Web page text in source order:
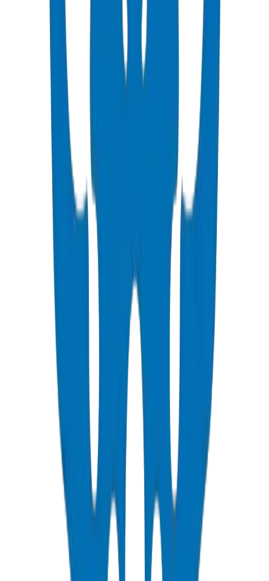
PN16 (SDR 11) : Conduites principales haute pression, transmission
longue distance.
Tenez compte des variations d'altitude et des pertes par frottement
lors du choix de la classe de pression.
Soudage bout à bout : Le plus courant pour les grands diamètres (90
mm+). Nécessite des opérateurs formés.
Électrofusion : Idéal pour les réparations et les raccordements.
Utilise des manchons d'électrofusion.
Raccords à compression : Installation rapide pour les petits diamètres
(<63 mm). Aucun équipement spécial requis.
Tous les joints par fusion doivent être réalisés par des techniciens
certifiés selon ISO 21307.
Installez les tuyaux pendant les heures les plus fraîches pour éviter
une dilatation thermique excessive.
Prévoyez un tracé en serpentin dans les tranchées pour accommoder
la dilatation/contraction.
Utilisez un lit de sable pour protéger les tuyaux des roches
Exposition aux UV : enfouissez les tuyaux ou utilisez des qualités
stabilisées aux UV pour les sections hors sol.
Validation climatique du Golfe par Crown : Coefficient de dilatation
thermique du HDPE de 0,20 mm/m·K — le plus élevé de la famille
des tuyaux en polymère, nécessitant des blocs de butée conçus lors
des changements de direction. Le laboratoire de Crown à UAQ
vérifie les performances de dilatation dans des conditions de surface
du Golfe simulées à 55°C. Pour les installations désertiques, Crown
recommande une profondeur d'enfouissement minimale de 600 mm
où la température du sol se stabilise à 35-40°C, bien dans la marge
de ramollissement Vicat de 127°C. Source : Laboratoire de contrôle
qualité Crown, Umm Al Quwain, Jul 2026.